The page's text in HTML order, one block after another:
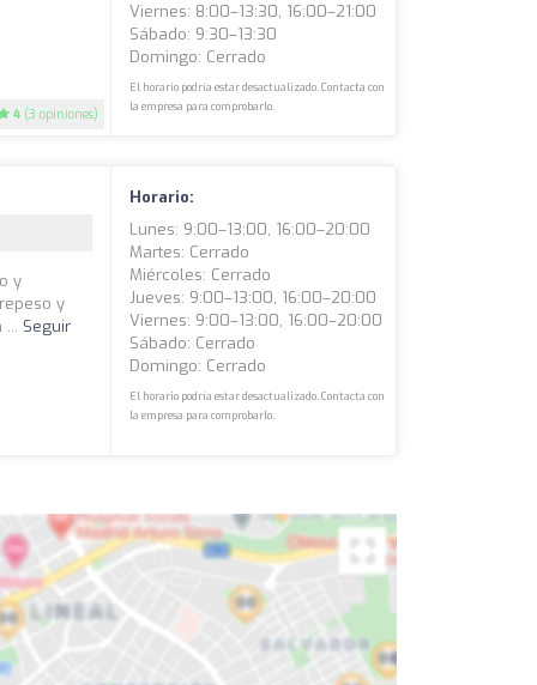
4 (3 opiniones)
Viernes: 8:00–13:30, 16:00–21:00
Sábado: 9:30–13:30
Domingo: Cerrado
El horario podría estar desactualizado. Contacta con
la empresa para comprobarlo.
y
y
Seguir
Horario:
Lunes: 9:00–13:00, 16:00–20:00
Martes: Cerrado
Miércoles: Cerrado
Jueves: 9:00–13:00, 16:00–20:00
Viernes: 9:00–13:00, 16:00–20:00
Sábado: Cerrado
Domingo: Cerrado
El horario podría estar desactualizado. Contacta con
la empresa para comprobarlo.